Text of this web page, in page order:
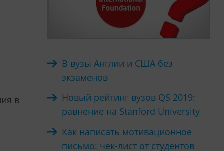
в
В вузы Англии и США без
экзаменов
Новый рейтинг вузов QS 2019:
равнение на Stanford University
Как написать мотивационное
письмо: чек-лист от студентов